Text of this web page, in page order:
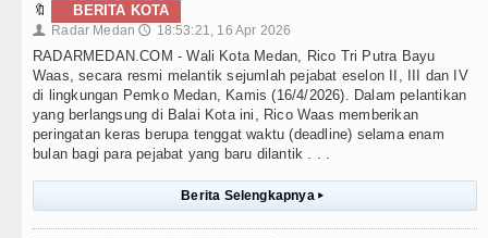
🔖 BERITA KOTA
👤 Radar Medan 🕔 18:53:21, 16 Apr 2026
RADARMEDAN.COM - Wali Kota Medan, Rico Tri Putra Bayu
Waas, secara resmi melantik sejumlah pejabat eselon II, III dan IV
di lingkungan Pemko Medan, Kamis (16/4/2026). Dalam pelantikan
yang berlangsung di Balai Kota ini, Rico Waas memberikan
peringatan keras berupa tenggat waktu (deadline) selama enam
bulan bagi para pejabat yang baru dilantik . . .
Berita Selengkapnya ▸